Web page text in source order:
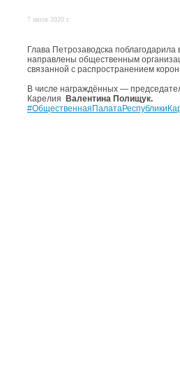
7 июля 2020 г.
Глава Петрозаводска
направлены общественным
связанной с распространением
В числе награждённых —
Карелия
Валентина Полищук.